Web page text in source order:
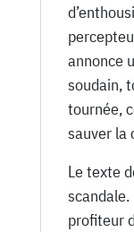
annonce
soudain,
tournée,
sauver la
Le texte
scandale.
profiteur